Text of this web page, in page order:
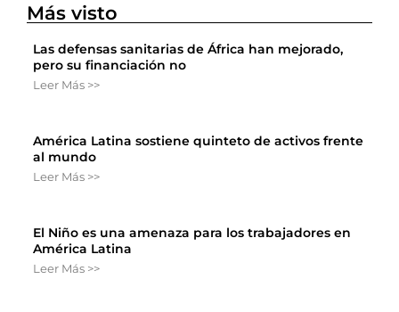
Más visto
Las defensas sanitarias de África han mejorado,
pero su financiación no
Leer Más >>
América Latina sostiene quinteto de activos frente
al mundo
Leer Más >>
El Niño es una amenaza para los trabajadores en
América Latina
Leer Más >>